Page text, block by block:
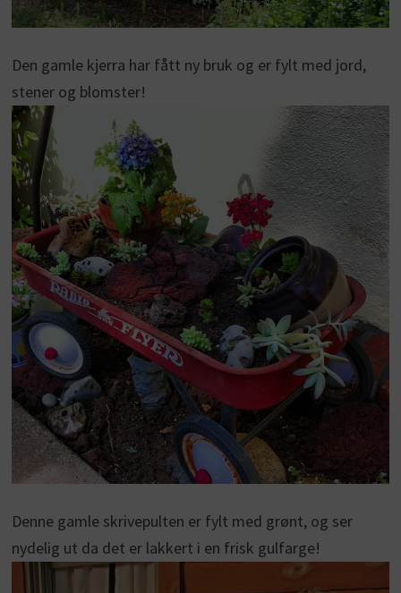
Den gamle kjerra har fått ny bruk og er fylt med jord,
stener og blomster!
Denne gamle skrivepulten er fylt med grønt, og ser
nydelig ut da det er lakkert i en frisk gulfarge!